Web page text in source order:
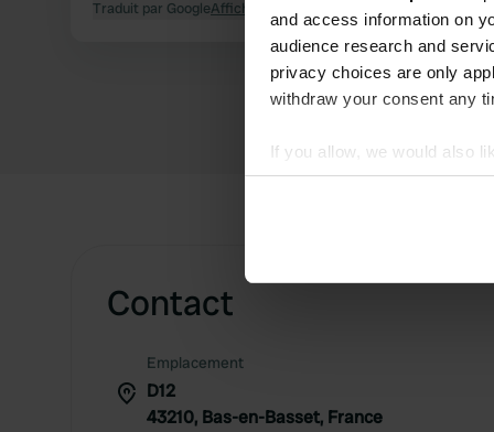
and access information on
audience research and
privacy choices are only
withdraw your consent any
If you allow, we would also
Collect information
Find out more about how
We use cookies to
information about your use
other information that
Traduit par GoogleAfficher l'original
Contact
Emplacement
D12
43210, Bas-en-Basset, France